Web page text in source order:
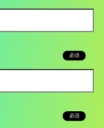
必須
必須